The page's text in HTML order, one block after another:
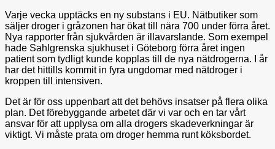
Varje vecka upptäcks en ny substans i EU. Nätbutiker som
säljer droger i gråzonen har ökat till nära 700 under förra året.
Nya rapporter från sjukvården är illavarslande. Som exempel
hade Sahlgrenska sjukhuset i Göteborg förra året ingen
patient som tydligt kunde kopplas till de nya nätdrogerna. I år
har det hittills kommit in fyra ungdomar med nätdroger i
kroppen till intensiven.
Det är för oss uppenbart att det behövs insatser på flera olika
plan. Det förebyggande arbetet där vi var och en tar vårt
ansvar för att upplysa om alla drogers skadeverkningar är
viktigt. Vi måste prata om droger hemma runt köksbordet.